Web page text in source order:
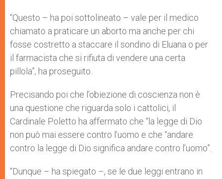
“Questo – ha poi sottolineato – vale per il medico
chiamato a praticare un aborto ma anche per chi
fosse costretto a staccare il sondino di Eluana o per
il farmacista che si rifiuta di vendere una certa
pillola”, ha proseguito.
Precisando poi che l’obiezione di coscienza non è
una questione che riguarda solo i cattolici, il
Cardinale Poletto ha affermato che “la legge di Dio
non può mai essere contro l’uomo e che “andare
contro la legge di Dio significa andare contro l’uomo”.
“Dunque – ha spiegato –, se le due leggi entrano in